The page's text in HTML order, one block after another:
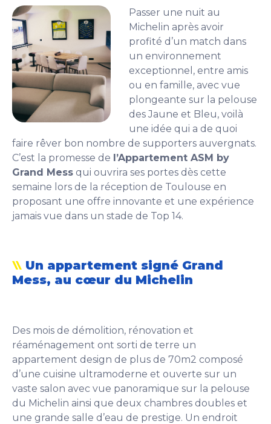
Passer une nuit au
Michelin après avoir
profité d’un match dans
un environnement
exceptionnel, entre amis
ou en famille, avec vue
plongeante sur la pelouse
des Jaune et Bleu, voilà
une idée qui a de quoi
faire rêver bon nombre de supporters auvergnats.
C’est la promesse de l’Appartement ASM by
Grand Mess qui ouvrira ses portes dès cette
semaine lors de la réception de Toulouse en
proposant une offre innovante et une expérience
jamais vue dans un stade de Top 14.
Un appartement signé Grand
Mess, au cœur du Michelin
Des mois de démolition, rénovation et
réaménagement ont sorti de terre un
appartement design de plus de 70m2 composé
d’une cuisine ultramoderne et ouverte sur un
vaste salon avec vue panoramique sur la pelouse
du Michelin ainsi que deux chambres doubles et
une grande salle d’eau de prestige. Un endroit